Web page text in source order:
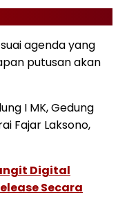
agenda yang
putusan akan
I MK, Gedung
Fajar Laksono,
Digital
Secara